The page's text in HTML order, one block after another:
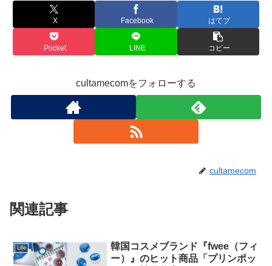
X Facebook はてブ
Pocket LINE コピー
cultamecomをフォローする
cultamecom
関連記事
Life
韓国コスメブランド『fwee（フィ
ー）』のヒット商品「プリンポッ